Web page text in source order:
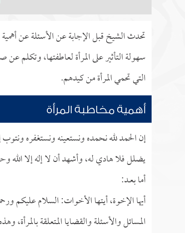
تحدث الشيخ قبل الإجابة عن الأسئلة عن أهمية
سهولة التأثير على المرأة لعاطفتها، وتكلم
التي تحمي المرأة من كيدهم.
أهمية مخاطبة المرأة
إن الحمد لله نحمده ونستعينه ونستغفره
يضلل فلا هادي له، وأشهد أن لا إله إلا
أما بعــد:
أيها الإخوة، أيتها الأخوات: السلام عليكم
المسائل والأسئلة والقضايا المتعلقة